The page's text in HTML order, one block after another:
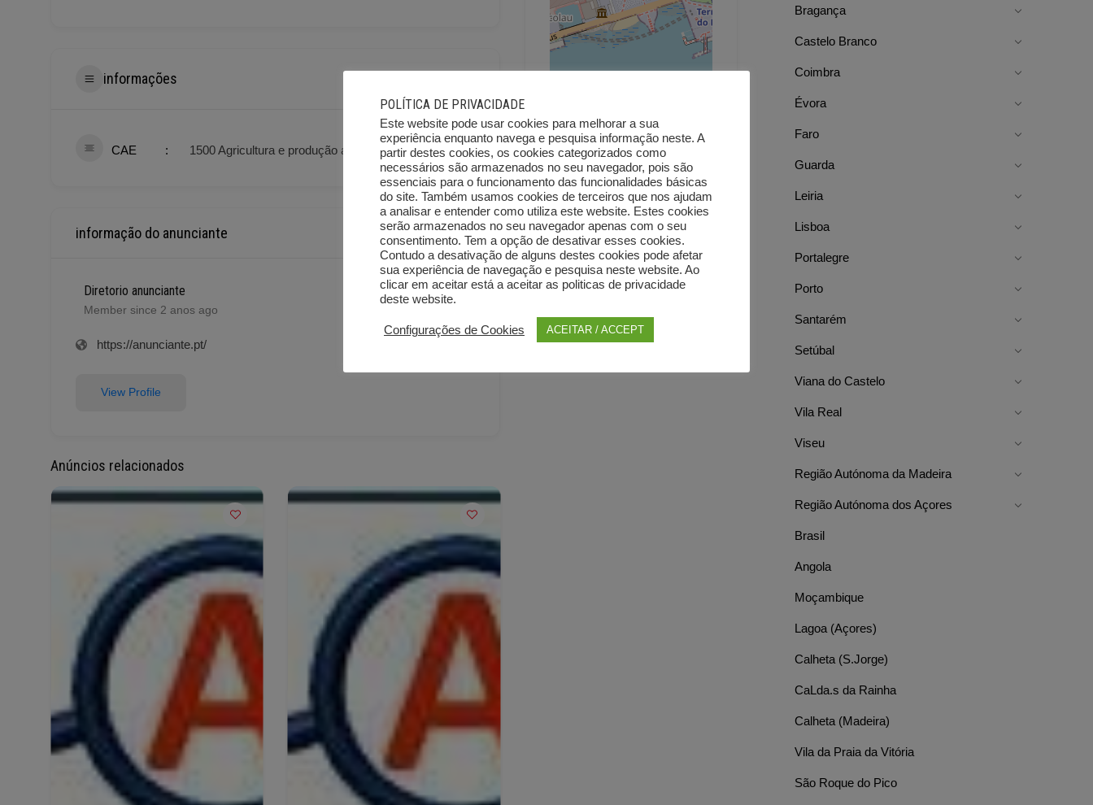
informações
CAE 1500 Agricultura e produção animal combinadas
informação do anunciante
Diretorio anunciante
Member since 2 anos ago
https://anunciante.pt/
View Profile
Anúncios relacionados
Bragança
Castelo Branco
Coimbra
Évora
Faro
Guarda
Leiria
Lisboa
Portalegre
Porto
Santarém
Setúbal
Viana do Castelo
Vila Real
Viseu
Região Autónoma da Madeira
Região Autónoma dos Açores
Brasil
Angola
Moçambique
Lagoa (Açores)
Calheta (S.Jorge)
CaLda.s da Rainha
Calheta (Madeira)
Vila da Praia da Vitória
São Roque do Pico
POLÍTICA DE PRIVACIDADE
Este website pode usar cookies para melhorar a sua
experiência enquanto navega e pesquisa informação neste. A
partir destes cookies, os cookies categorizados como
necessários são armazenados no seu navegador, pois são
essenciais para o funcionamento das funcionalidades básicas
do site. Também usamos cookies de terceiros que nos ajudam
a analisar e entender como utiliza este website. Estes cookies
serão armazenados no seu navegador apenas com o seu
consentimento. Tem a opção de desativar esses cookies.
Contudo a desativação de alguns destes cookies pode afetar
sua experiência de navegação e pesquisa neste website. Ao
clicar em aceitar está a aceitar as politicas de privacidade
deste website.
Configurações de Cookies ACEITAR / ACCEPT